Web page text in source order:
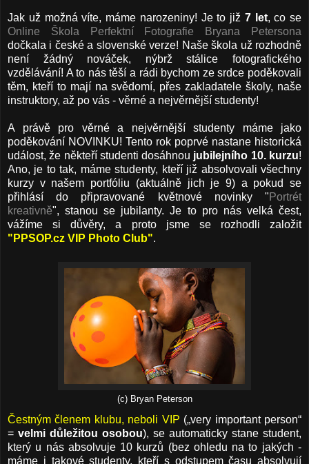
Jak už možná víte, máme narozeniny! Je to již 7 let, co se
Online Škola Perfektní Fotografie Bryana Petersona
dočkala i české a slovenské verze! Naše škola už rozhodně
není žádný nováček, nýbrž stálice fotografického
vzdělávání! A to nás těší a rádi bychom ze srdce poděkovali
těm, kteří to mají na svědomí, přes zakladatele školy, naše
instruktory, až po vás - věrné a nejvěrnější studenty!
A právě pro věrné a nejvěrnější studenty máme jako
poděkování NOVINKU! Tento rok poprvé nastane historická
událost, že někteří studenti dosáhnou jubilejního 10. kurzu!
Ano, je to tak, máme studenty, kteří již absolvovali všechny
kurzy v našem portfóliu (aktuálně jich je 9) a pokud se
přihlásí do připravované květnové novinky " Portrét
kreativně", stanou se jubilanty. Je to pro nás velká čest,
vážíme si důvěry, a proto jsme se rozhodli založit
"PPSOP.cz VIP Photo Club".
(c) Bryan Peterson
Čestným členem klubu, neboli VIP („very important person“
= velmi důležitou osobou), se automaticky stane student,
který u nás absolvuje 10 kurzů (bez ohledu na to jakých -
máme i takové studenty, kteří s odstupem času absolvují